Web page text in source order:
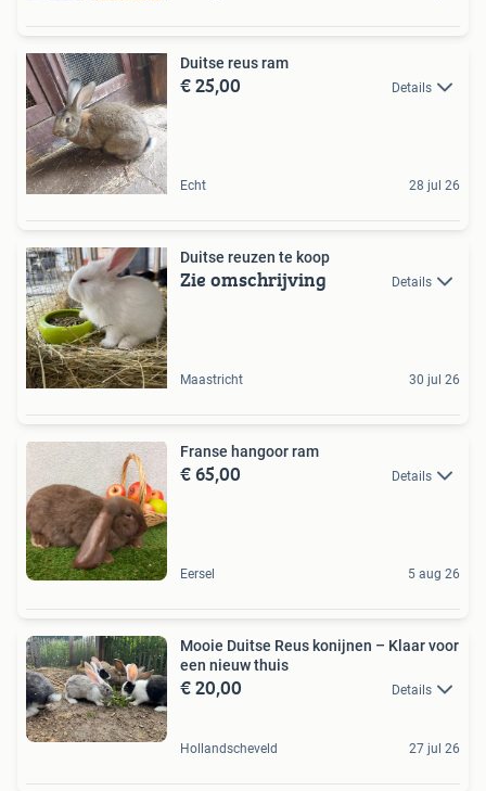
Duitse reus ram
€ 25,00 Details
Echt 28 jul 26
Duitse reuzen te koop
Zie omschrijving Details
Maastricht 30 jul 26
Franse hangoor ram
€ 65,00 Details
Eersel 5 aug 26
Mooie Duitse Reus konijnen – Klaar voor
een nieuw thuis
€ 20,00 Details
Hollandscheveld 27 jul 26